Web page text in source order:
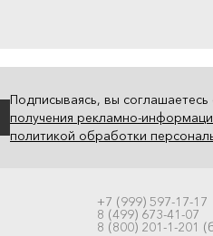
Подписываясь, вы соглашаетесь
получения рекламно-
политикой обработки
+7 (999) 597-17-17
8 (499) 673-41-07
8 (800) 201-1-201